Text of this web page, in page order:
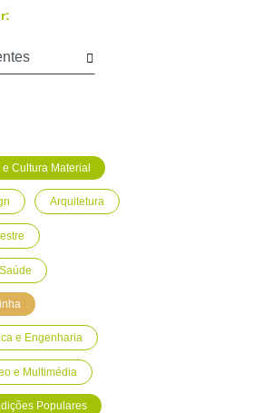
Cultura Material
Arquitetura
e Engenharia
e Multimédia
Populares